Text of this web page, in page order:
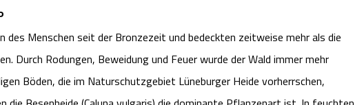
des Menschen seit der Bronzezeit und bedeckten zeitweise mehr als die
Durch Rodungen, Beweidung und Feuer wurde der Wald immer mehr
Böden, die im Naturschutzgebiet Lüneburger Heide vorherrschen,